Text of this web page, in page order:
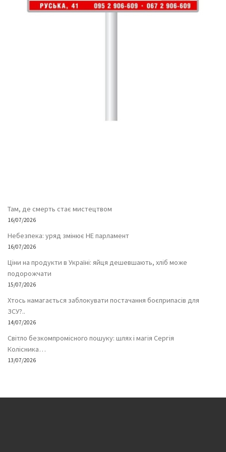
Там, де смерть стає мистецтвом
16/07/2026
Небезпека: уряд змінює НЕ парламент
16/07/2026
Ціни на продукти в Україні: яйця дешевшають, хліб може
подорожчати
15/07/2026
Хтось намагається заблокувати постачання боєприпасів для
ЗСУ?..
14/07/2026
Світло безкомпромісного пошуку: шлях і магія Сергія
Колісника…
13/07/2026